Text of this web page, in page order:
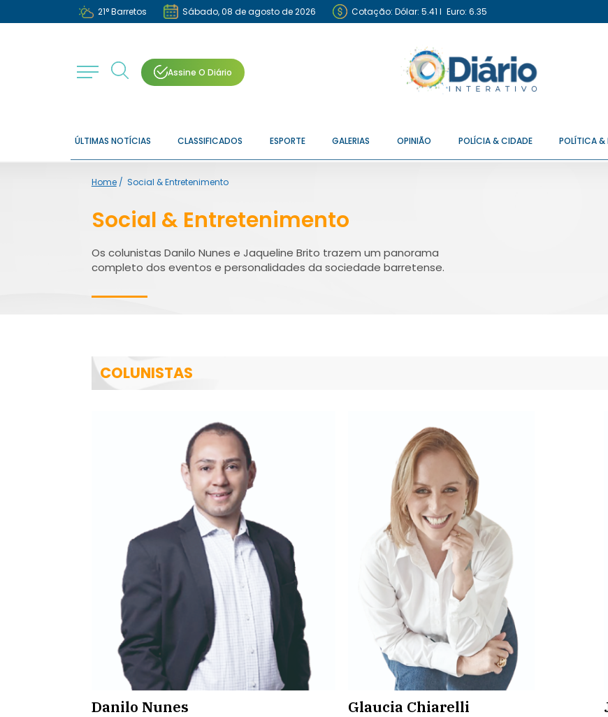
21°Barretos Sábado, 08 de agosto de 2026 Cotação: Dólar: 5.41 I Euro: 6.35
Assine O Diário
ÚLTIMAS NOTÍCIAS CLASSIFICADOS ESPORTE GALERIAS OPINIÃO POLÍCIA & CIDADE POLÍTICA &
Home/ Social & Entretenimento
Social & Entretenimento
Os colunistas Danilo Nunes e Jaqueline Brito trazem um panorama
completo dos eventos e personalidades da sociedade barretense.
COLUNISTAS
Danilo Nunes Glaucia Chiarelli